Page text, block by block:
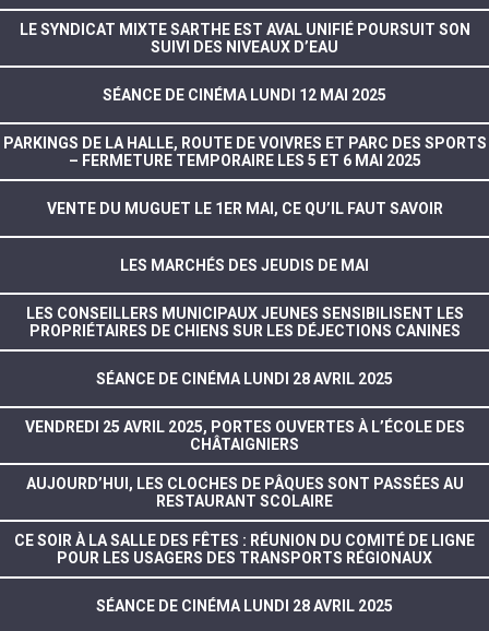
LE SYNDICAT MIXTE SARTHE EST AVAL UNIFIÉ POURSUIT SON
SUIVI DES NIVEAUX D’EAU
SÉANCE DE CINÉMA LUNDI 12 MAI 2025
PARKINGS DE LA HALLE, ROUTE DE VOIVRES ET PARC DES SPORTS
– FERMETURE TEMPORAIRE LES 5 ET 6 MAI 2025
VENTE DU MUGUET LE 1ER MAI, CE QU’IL FAUT SAVOIR
LES MARCHÉS DES JEUDIS DE MAI
LES CONSEILLERS MUNICIPAUX JEUNES SENSIBILISENT LES
PROPRIÉTAIRES DE CHIENS SUR LES DÉJECTIONS CANINES
SÉANCE DE CINÉMA LUNDI 28 AVRIL 2025
VENDREDI 25 AVRIL 2025, PORTES OUVERTES À L’ÉCOLE DES
CHÂTAIGNIERS
AUJOURD’HUI, LES CLOCHES DE PÂQUES SONT PASSÉES AU
RESTAURANT SCOLAIRE
CE SOIR À LA SALLE DES FÊTES : RÉUNION DU COMITÉ DE LIGNE
POUR LES USAGERS DES TRANSPORTS RÉGIONAUX
SÉANCE DE CINÉMA LUNDI 28 AVRIL 2025